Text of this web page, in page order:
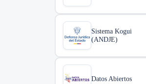
Sistema Kogui
(ANDJE)
Datos Abiertos